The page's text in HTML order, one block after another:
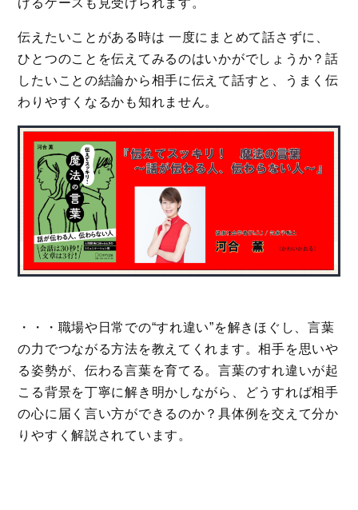
伝えたいことがある時は 一度にまとめて話さずに、
ひとつのことを伝えてみるのはいかがでしょうか？話
したいことの結論から相手に伝えて話すと、うまく伝
わりやすくなるかも知れません。
・・・職場や日常での“すれ違い”を解きほぐし、言葉
の力でつながる方法を教えてくれます。相手を思いや
る姿勢が、伝わる言葉を育てる。言葉のすれ違いが起
こる背景を丁寧に解き明かしながら、どうすれば相手
の心に届く言い方ができるのか？具体例を交えて分か
りやすく解説されています。